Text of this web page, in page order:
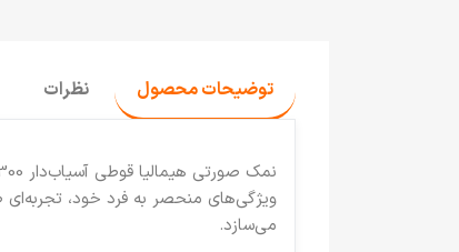
توضیحات محصول نظرات
نمک صورتی هیمالیا قوطی آسیاب‌دار 300 گرم
ویژگی‌های منحصر به فرد خود،
می‌سازد.